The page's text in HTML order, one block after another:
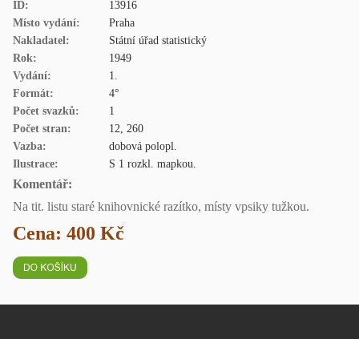
ID:
13916
Místo vydání:
Praha
Nakladatel:
Státní úřad statistický
Rok:
1949
Vydání:
1.
Formát:
4°
Počet svazků:
1
Počet stran:
12, 260
Vazba:
dobová polopl.
Ilustrace:
S 1 rozkl. mapkou.
Komentář:
Na tit. listu staré knihovnické razítko, místy vpsiky tužkou.
Cena: 400 Kč